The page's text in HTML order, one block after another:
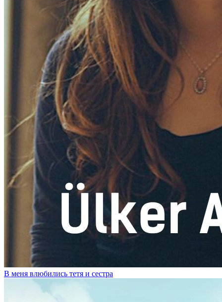
В меня влюбились тетя и сестра